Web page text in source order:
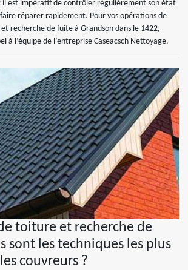
il est impératif de contrôler régulièrement son état
réparer rapidement. Pour vos opérations de
recherche de fuite à Grandson dans le 1422,
à l’équipe de l’entreprise Caseacsch Nettoyage.
toiture et recherche de
sont les techniques les plus
couvreurs ?